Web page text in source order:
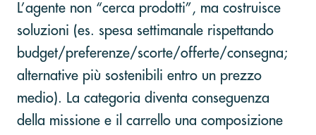
L’agente non “cerca prodotti”, ma costruisce
soluzioni (es. spesa settimanale rispettando
budget/preferenze/scorte/offerte/consegna;
alternative più sostenibili entro un prezzo
medio). La categoria diventa conseguenza
della missione e il carrello una composizione